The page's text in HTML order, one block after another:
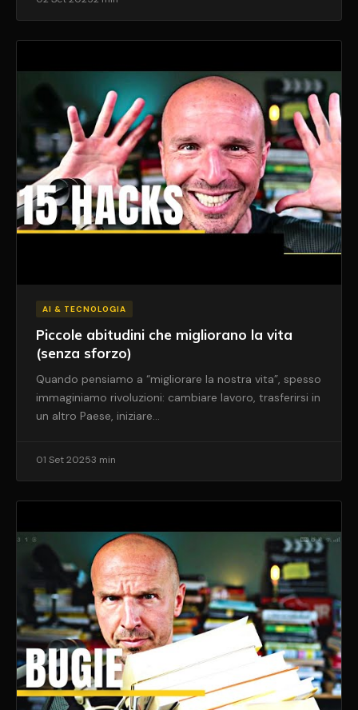
AI & TECNOLOGIA
Piccole abitudini che migliorano la vita
(senza sforzo)
Quando pensiamo a “migliorare la nostra vita”, spesso
immaginiamo rivoluzioni: cambiare lavoro, trasferirsi in
un altro Paese, iniziare…
01 Set 20253 min